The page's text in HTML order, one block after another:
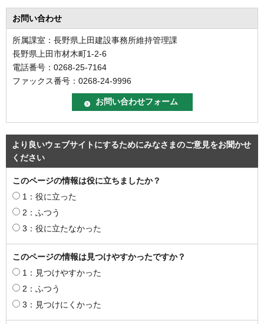
お問い合わせ
所属課室：長野県上田建設事務所維持管理課
長野県上田市材木町1-2-6
電話番号：0268-25-7164
ファックス番号：0268-24-9996
より良いウェブサイトにするためにみなさまのご意見をお聞かせ
ください
このページの情報は役に立ちましたか？
1：役に立った
2：ふつう
3：役に立たなかった
このページの情報は見つけやすかったですか？
1：見つけやすかった
2：ふつう
3：見つけにくかった